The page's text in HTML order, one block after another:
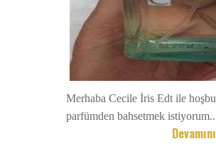
Merhaba Cecile İris Edt ile
parfümden bahsetmek